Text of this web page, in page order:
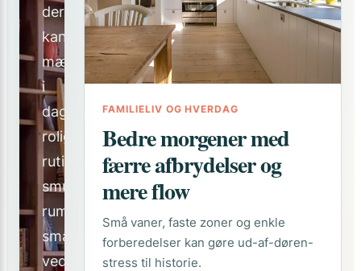
der
kan
mærkes
i
dag:
roligere
rutiner,
smukkere
rum,
smartere
vedligeholdelse
FAMILIELIV OG HVERDAG
Bedre morgener med
færre afbrydelser og
mere flow
Små vaner, faste zoner og enkle
forberedelser kan gøre ud-af-døren-
stress til historie.